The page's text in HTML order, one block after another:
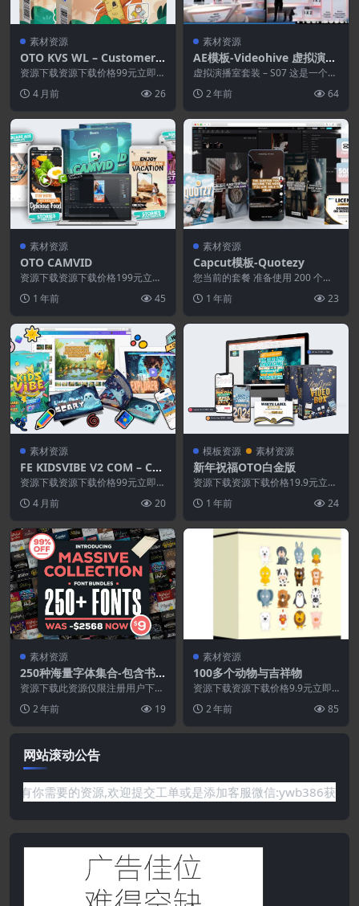
素材资源
OTO KVS WL – Customer P
ortal
资源下载资源下载价格99元立即购
源永久更新资源!一...
4 月前 26
素材资源
AE模板-Videohive 虚拟演播
室套件S07.7z
虚拟演播室套装 – S07 这是一个逼
目，如新闻、对...
2 年前 64
素材资源
OTO CAMVID
资源下载资源下载价格199元立即
资源永久更新资源!...
1 年前 45
素材资源
Capcut模板-Quotezy
您当前的套餐 准备使用 200 个动
音报价。 10...
1 年前 23
素材资源
FE KIDSVIBE V2 COM – Cus
tomer Portal
资源下载资源下载价格99元立即购
买特别提醒:本网站不保证所有资
源永久更新资源!一...
4 月前 20
模板资源 素材资源
新年祝福OTO白金版
资源下载资源下载价格19.9元立即
购买 或 &n...
1 年前 24
素材资源
250种海量字体集合-包含书
法,衬线,无衬线,卡通,手写等
字体
资源下载此资源仅限注册用户下
保证所有资源永久更新资...
2 年前 19
素材资源
100多个动物与吉祥物
资源下载资源下载价格9.9元立即
2 年前 85
网站滚动公告
的资源,欢迎提交工单或是添加客服微信:ywb386获取帮助！